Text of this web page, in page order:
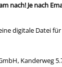
nach! Je nach
digitale Datei
Kanderweg